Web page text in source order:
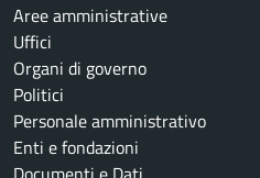
Aree amministrative
Uffici
Organi di governo
Politici
Personale amministrativo
Enti e fondazioni